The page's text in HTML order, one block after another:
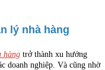
lý nhà hàng
hàng trở thành xu hướng
doanh nghiệp. Và cũng nhờ